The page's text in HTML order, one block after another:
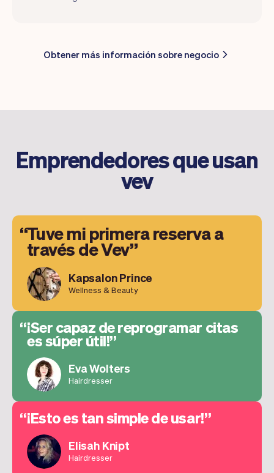
Obtener más información sobre negocio
Emprendedores que usan
vev
Tuve mi primera reserva a
través de Vev
Kapsalon Prince
Wellness & Beauty
¡Ser capaz de reprogramar citas
es súper útil!
Eva Wolters
Hairdresser
¡Esto es tan simple de usar!
Elisah Knipt
Hairdresser